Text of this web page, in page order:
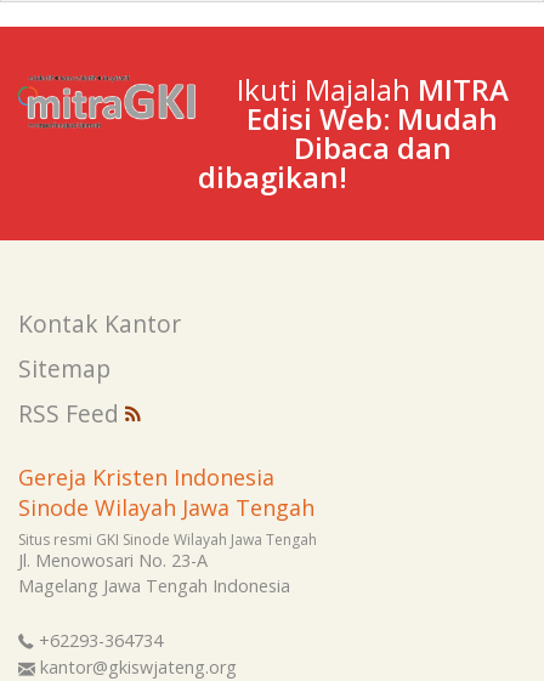
Ikuti Majalah MITRA
Edisi Web: Mudah
Dibaca dan
dibagikan!
Kontak Kantor
Sitemap
RSS Feed
Gereja Kristen Indonesia
Sinode Wilayah Jawa Tengah
Situs resmi GKI Sinode Wilayah Jawa Tengah
Jl. Menowosari No. 23-A
Magelang Jawa Tengah Indonesia
+62293-364734
kantor@gkiswjateng.org